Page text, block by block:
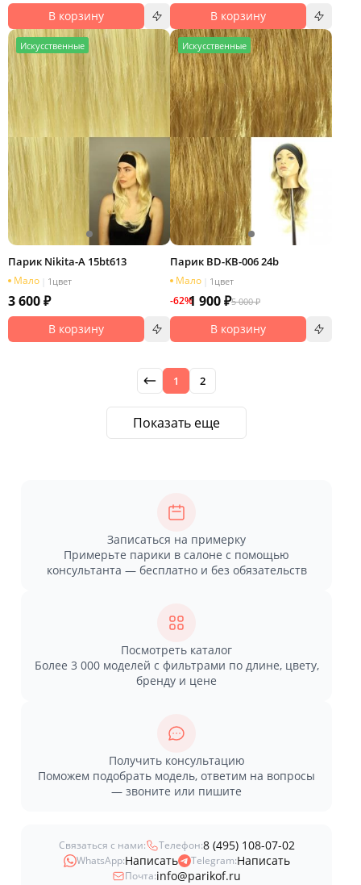
В корзину В корзину
Искусственные
Парик Nikita-A 15bt613
Мало 1 цвет
3 600 ₽
В корзину
Искусственные
Парик BD-KB-006 24b
Мало 1 цвет
-62%1 900 ₽5 000 ₽
В корзину
1 2
Показать еще
Записаться на примерку
Примерьте парики в салоне с помощью
консультанта — бесплатно и без обязательств
Посмотреть каталог
Более 3 000 моделей с фильтрами по длине, цвету,
бренду и цене
Получить консультацию
Поможем подобрать модель, ответим на вопросы
— звоните или пишите
Связаться с нами: Телефон:8 (495) 108-07-02
WhatsApp:Написать Telegram:Написать
Почта:info@parikof.ru